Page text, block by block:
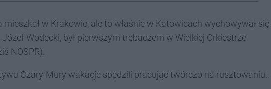
w Krakowie, ale to właśnie w Katowicach wychowywał się
Wodecki, był pierwszym trębaczem w Wielkiej Orkiestrze
NOSPR).
Czary-Mury wakacje spędzili pracując twórczo na rusztowaniu..